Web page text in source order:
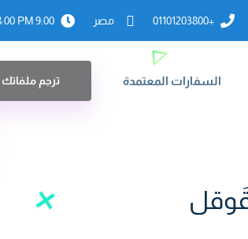
+01101203800 مصر 9:00 AM – 8:00 PM
السفارات المعتمدة ترجم ملفاتك